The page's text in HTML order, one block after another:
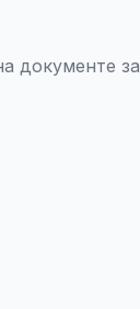
документе за